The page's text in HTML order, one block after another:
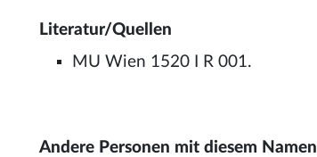
Literatur/Quellen
MU Wien 1520 I R 001.
Andere Personen mit diesem Namen